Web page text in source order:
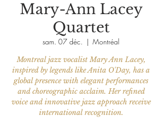
Mary-Ann Lacey
Quartet
sam. 07 déc.
  |
Montréal
Montreal jazz vocalist Mary Ann Lacey,
inspired by legends like Anita O'Day, has a
global presence with elegant performances
and choreographic acclaim. Her refined
voice and innovative jazz approach receive
international recognition.